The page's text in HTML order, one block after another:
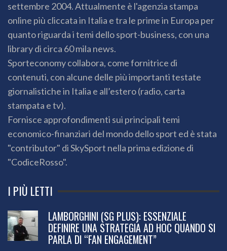
settembre 2004. Attualmente è l'agenzia stampa
online più cliccata in Italia e tra le prime in Europa per
quanto riguarda i temi dello sport-business, con una
library di circa 60 mila news.
Sporteconomy collabora, come fornitrice di
contenuti, con alcune delle più importanti testate
giornalistiche in Italia e all’estero (radio, carta
stampata e tv).
Fornisce approfondimenti sui principali temi
economico-finanziari del mondo dello sport ed è stata
"contributor" di SkySport nella prima edizione di
"CodiceRosso".
I PIÙ LETTI
LAMBORGHINI (SG PLUS): ESSENZIALE
DEFINIRE UNA STRATEGIA AD HOC QUANDO SI
PARLA DI “FAN ENGAGEMENT”